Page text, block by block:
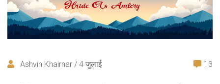
Ashvin Khairnar / 4 जुलाई 13